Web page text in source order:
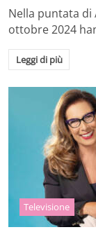
Nella puntata
ottobre 2024
Leggi di più
Televisione